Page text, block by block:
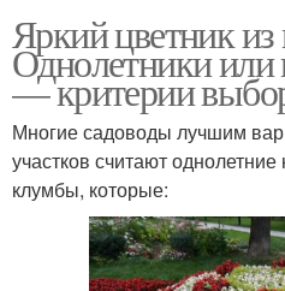
Яркий цветник из
Однолетники или
— критерии
Многие садоводы лучшим
участков считают
клумбы, которые: